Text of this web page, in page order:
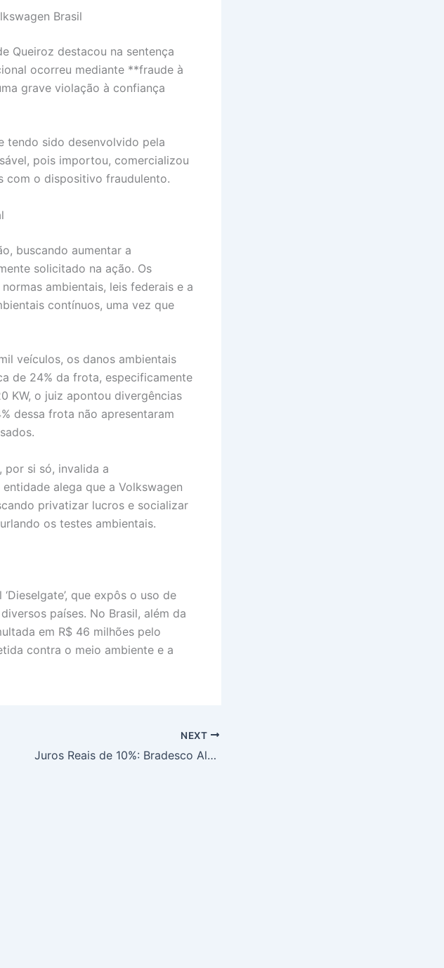
Brasil
Queiroz destacou na sentença
ocorreu mediante **fraude à
grave violação à confiança
tendo sido desenvolvido pela
pois importou, comercializou
com o dispositivo fraudulento.
buscando aumentar a
solicitado na ação. Os
ambientais, leis federais e a
contínuos, uma vez que
veículos, os danos ambientais
de 24% da frota, especificamente
KW, o juiz apontou divergências
dessa frota não apresentaram
por si só, invalida a
alega que a Volkswagen
privatizar lucros e socializar
os testes ambientais.
que expôs o uso de
países. No Brasil, além da
em R$ 46 milhões pelo
contra o meio ambiente e a
NEXT
Juros Reais de 10%: Bradesco Alerta que Taxa é ‘Proibitiva’ para Empresas e Pessoas no Brasil